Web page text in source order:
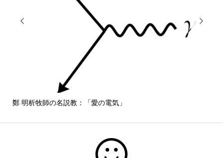

鄭 明析牧師の名説教：「愛の電気」
